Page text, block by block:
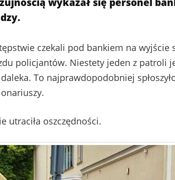
czekali pod bankiem na wyjście
policjantów. Niestety jeden z patroli
To najprawdopodobniej
utraciła oszczędności.